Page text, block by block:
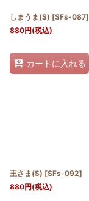
しまうま(S) [SFs-087]
880円(税込)
カートに入れる
王さま(S) [SFs-092]
880円(税込)